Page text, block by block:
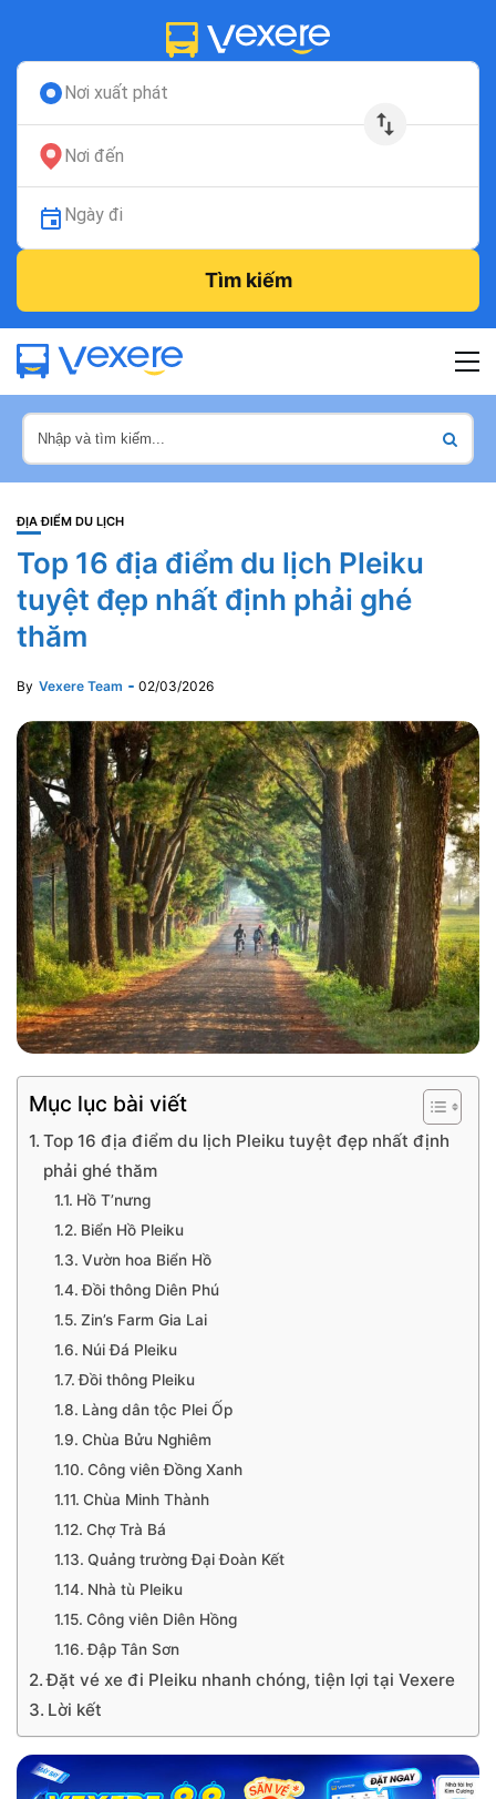
Nơi xuất phát
Nơi đến
Ngày đi
Tìm kiếm
ĐỊA ĐIỂM DU LỊCH
Top 16 địa điểm du lịch Pleiku
tuyệt đẹp nhất định phải ghé
thăm
By Vexere Team 02/03/2026
Mục lục bài viết
Top 16 địa điểm du lịch Pleiku tuyệt đẹp nhất định
phải ghé thăm
Hồ T’nưng
Biển Hồ Pleiku
Vườn hoa Biển Hồ
Đồi thông Diên Phú
Zin’s Farm Gia Lai
Núi Đá Pleiku
Đồi thông Pleiku
Làng dân tộc Plei Ốp
Chùa Bửu Nghiêm
Công viên Đồng Xanh
Chùa Minh Thành
Chợ Trà Bá
Quảng trường Đại Đoàn Kết
Nhà tù Pleiku
Công viên Diên Hồng
Đập Tân Sơn
Đặt vé xe đi Pleiku nhanh chóng, tiện lợi tại Vexere
Lời kết